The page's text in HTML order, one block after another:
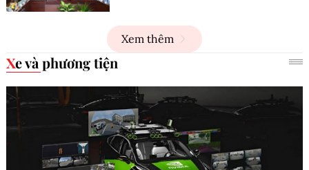
Xem thêm
Xe và phương tiện